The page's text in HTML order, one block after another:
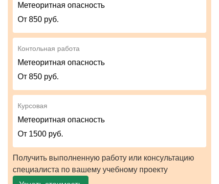
Метеоритная опасность
От 850 руб.
Контольная работа
Метеоритная опасность
От 850 руб.
Курсовая
Метеоритная опасность
От 1500 руб.
Получить выполненную работу или консультацию
специалиста по вашему учебному проекту